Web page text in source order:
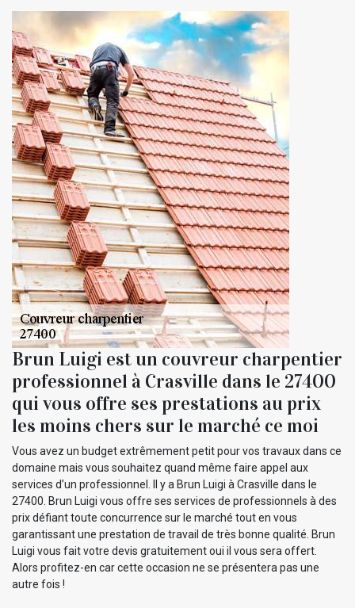
Brun Luigi est un couvreur charpentier
professionnel à Crasville dans le 27400
qui vous offre ses prestations au prix
les moins chers sur le marché ce moi
Vous avez un budget extrêmement petit pour vos travaux dans ce
domaine mais vous souhaitez quand même faire appel aux
services d’un professionnel. Il y a Brun Luigi à Crasville dans le
27400. Brun Luigi vous offre ses services de professionnels à des
prix défiant toute concurrence sur le marché tout en vous
garantissant une prestation de travail de très bonne qualité. Brun
Luigi vous fait votre devis gratuitement oui il vous sera offert.
Alors profitez-en car cette occasion ne se présentera pas une
autre fois !